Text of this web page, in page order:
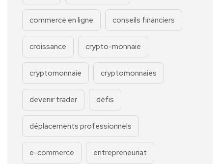
commerce en ligne conseils financiers
croissance crypto-monnaie
cryptomonnaie cryptomonnaies
devenir trader défis
déplacements professionnels
e-commerce entrepreneuriat